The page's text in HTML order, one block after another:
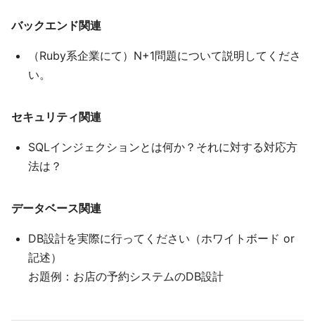
バックエンド関連
（Ruby系企業にて）N+1問題について説明してくださ
い。
セキュリティ関連
SQLインジェクションとは何か？それに対する対応方
法は？
データベース関連
DB設計を実際に行ってください（ホワイトボード or
記述）
お題例：お店の予約システムのDB設計